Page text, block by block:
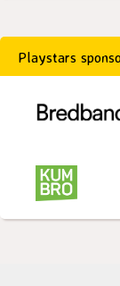
Playstars